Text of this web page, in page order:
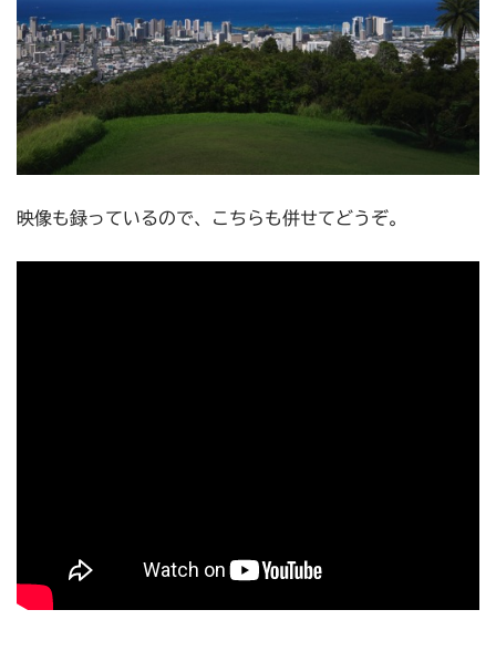
映像も録っているので、こちらも併せてどうぞ。